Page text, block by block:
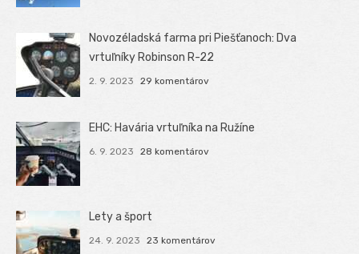
Novozéladská farma pri Piešťanoch: Dva
vrtuľníky Robinson R-22
2. 9. 2023 29 komentárov
EHC: Havária vrtuľníka na Ružíne
6. 9. 2023 28 komentárov
Lety a šport
24. 9. 2023 23 komentárov